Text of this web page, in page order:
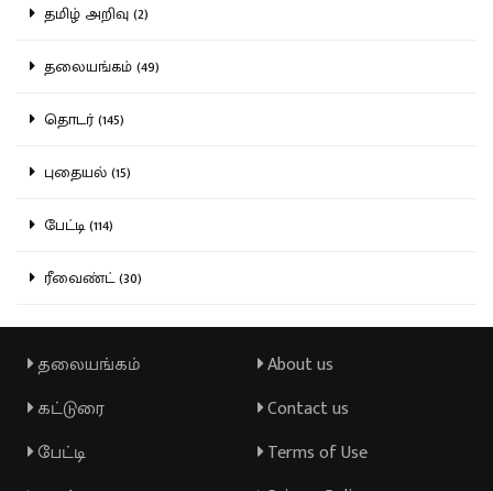
தமிழ் அறிவு (2)
தலையங்கம் (49)
தொடர் (145)
புதையல் (15)
பேட்டி (114)
ரீவைண்ட் (30)
தலையங்கம்
கட்டுரை
பேட்டி
About us
Contact us
Terms of Use